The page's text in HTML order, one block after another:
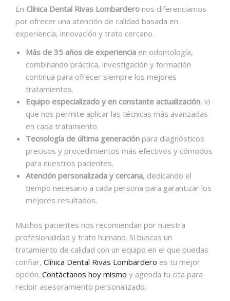
En Clínica Dental Rivas Lombardero nos diferenciamos
por ofrecer una atención de calidad basada en
experiencia, innovación y trato cercano.
Más de 35 años de experiencia en odontología,
combinando práctica, investigación y formación
continua para ofrecer siempre los mejores
tratamientos.
Equipo especializado y en constante actualización, lo
que nos permite aplicar las técnicas más avanzadas
en cada tratamiento.
Tecnología de última generación para diagnósticos
precisos y procedimientos más efectivos y cómodos
para nuestros pacientes.
Atención personalizada y cercana, dedicando el
tiempo necesario a cada persona para garantizar los
mejores resultados.
Muchos pacientes nos recomiendan por nuestra
profesionalidad y trato humano. Si buscas un
tratamiento de calidad con un equipo en el que puedas
confiar, Clínica Dental Rivas Lombardero es tu mejor
opción. Contáctanos hoy mismo y agenda tu cita para
recibir asesoramiento personalizado.